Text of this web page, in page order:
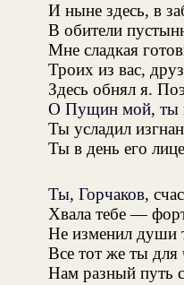
И ныне здесь, в
В обители
Мне сладкая
Троих из вас,
Здесь обнял я.
О Пущин мой, ты
Ты усладил
Ты в день его
Ты, Горчаков,
Хвала тебе —
Не изменил души
Все тот же ты для
Нам разный путь